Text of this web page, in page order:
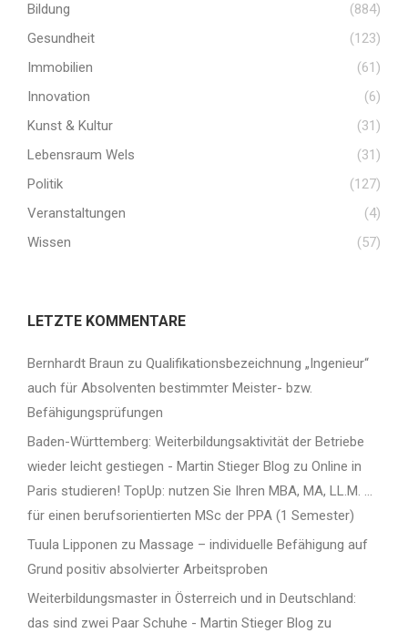
Bildung
(884)
Gesundheit
(123)
Immobilien
(61)
Innovation
(6)
Kunst & Kultur
(31)
Lebensraum Wels
(31)
Politik
(127)
Veranstaltungen
(4)
Wissen
(57)
LETZTE KOMMENTARE
Bernhardt Braun zu Qualifikationsbezeichnung „Ingenieur“
auch für Absolventen bestimmter Meister- bzw.
Befähigungsprüfungen
Baden-Württemberg: Weiterbildungsaktivität der Betriebe
wieder leicht gestiegen - Martin Stieger Blog zu Online in
Paris studieren! TopUp: nutzen Sie Ihren MBA, MA, LL.M. …
für einen berufsorientierten MSc der PPA (1 Semester)
Tuula Lipponen zu Massage – individuelle Befähigung auf
Grund positiv absolvierter Arbeitsproben
Weiterbildungsmaster in Österreich und in Deutschland:
das sind zwei Paar Schuhe - Martin Stieger Blog zu